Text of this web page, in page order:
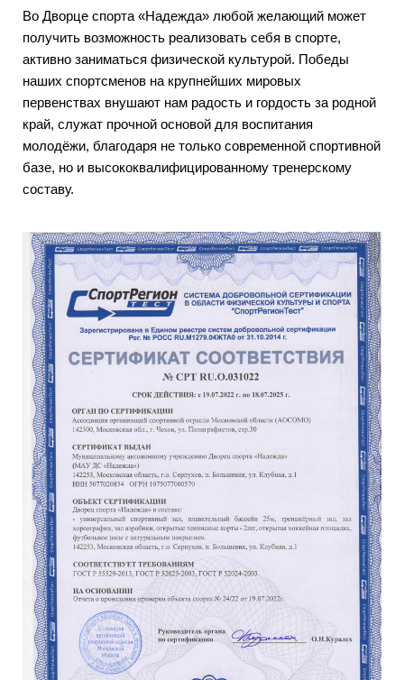
Во Дворце спорта «Надежда» любой желающий может
получить возможность реализовать себя в спорте,
активно заниматься физической культурой. Победы
наших спортсменов на крупнейших мировых
первенствах внушают нам радость и гордость за родной
край, служат прочной основой для воспитания
молодёжи, благодаря не только современной спортивной
базе, но и высококвалифицированному тренерскому
составу.